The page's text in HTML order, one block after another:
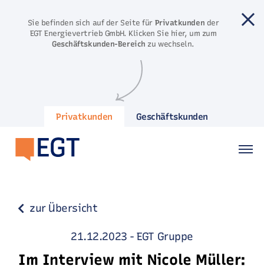
Sie befinden sich auf der Seite für Privatkunden der
EGT Energievertrieb GmbH. Klicken Sie hier, um zum
Geschäftskunden-Bereich zu wechseln.
Privatkunden Geschäftskunden
zur Übersicht
21.12.2023 -EGT Gruppe
Im Interview mit Nicole Müller: